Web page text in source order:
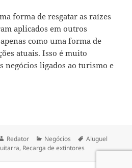
forma de resgatar as raízes
aplicados em outros
como uma forma de
atuais. Isso é muito
negócios ligados ao turismo e
de negócios se adaptam aos
Autor
Redator Categorias
Negócios Tags
Aluguel
, Recarga de extintores